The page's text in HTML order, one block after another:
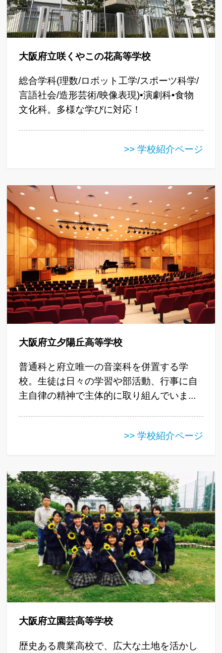
大阪府立咲くやこの花高等学校
総合学科(理数/ロボット工学/スポーツ科学/
言語社会/造形芸術/映像表現)•演劇科•食物
文化科。多様な学びに対応！
>> 学校紹介ページ
大阪府立夕陽丘高等学校
普通科と府立唯一の音楽科を併置する学
校。生徒は日々の学習や部活動、行事に自
主自律の精神で主体的に取り組んでいま...
>> 学校紹介ページ
大阪府立園芸高等学校
歴史ある農業高校で、広大な土地を活かし